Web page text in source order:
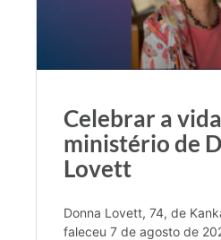
Celebrar a
ministério de
Lovett
Donna Lovett, 74, de
faleceu 7 de agosto de